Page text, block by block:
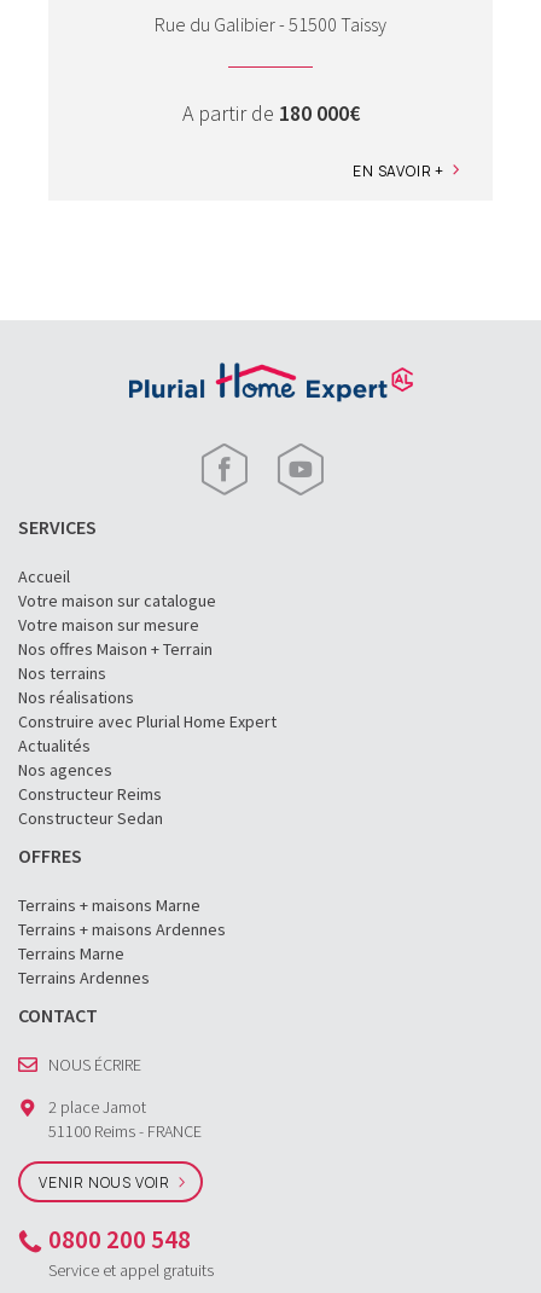
Rue du Galibier - 51500 Taissy
A partir de 180 000€
EN SAVOIR +
SERVICES
Accueil
Votre maison sur catalogue
Votre maison sur mesure
Nos offres Maison + Terrain
Nos terrains
Nos réalisations
Construire avec Plurial Home Expert
Actualités
Nos agences
Constructeur Reims
Constructeur Sedan
OFFRES
Terrains + maisons Marne
Terrains + maisons Ardennes
Terrains Marne
Terrains Ardennes
CONTACT
NOUS ÉCRIRE
2 place Jamot
51100 Reims - FRANCE
VENIR NOUS VOIR
0800 200 548
Service et appel gratuits